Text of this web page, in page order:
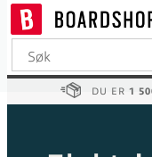
DU ER 1